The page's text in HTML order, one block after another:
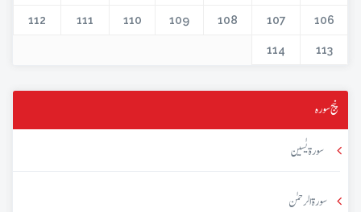
106
107
108
109
110
111
112
113
114
پنج سورہ
سورۃ یٰسین
سورۃ الرحمٰن